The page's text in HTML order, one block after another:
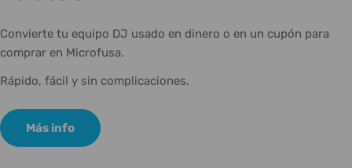
Convierte tu equipo DJ usado en dinero o en un cupón para
comprar en Microfusa.
Rápido, fácil y sin complicaciones.
Más info